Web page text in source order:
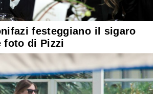
festeggiano il sigaro
foto di Pizzi